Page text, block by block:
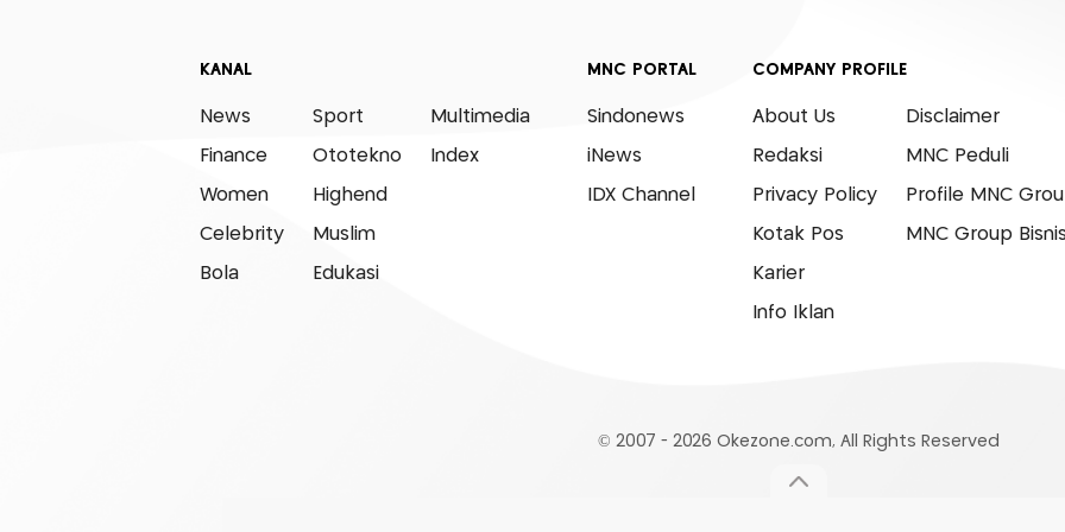
KANAL
News
Finance
Women
Celebrity
Bola
Sport
Ototekno
Highend
Muslim
Edukasi
Multimedia
Index
MNC PORTAL
Sindonews
iNews
IDX Channel
COMPANY PROFILE
About Us
Redaksi
Privacy Policy
Kotak Pos
Karier
Info Iklan
Disclaimer
MNC Peduli
Profile MNC
MNC Group
© 2007 - 2026 Okezone.com, All Rights Reserved